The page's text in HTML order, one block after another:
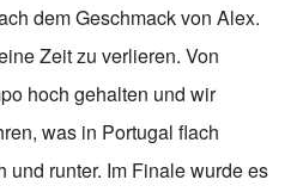
dem Geschmack von Alex.
Zeit zu verlieren. Von
hoch gehalten und wir
was in Portugal flach
und runter. Im Finale wurde es